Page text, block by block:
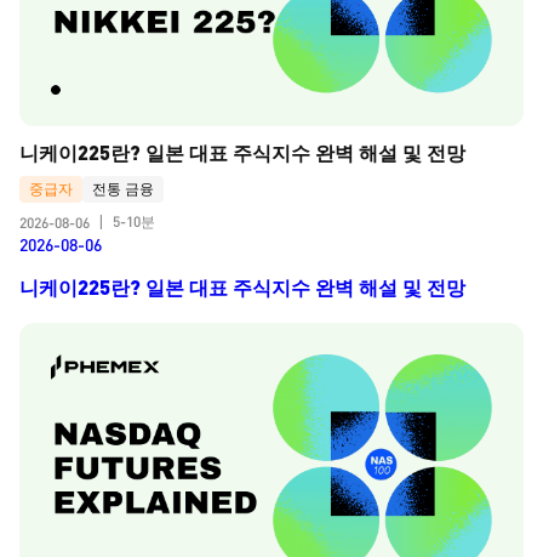
니케이225란? 일본 대표 주식지수 완벽 해설 및 전망
중급자
전통 금융
2026-08-06
5-10분
2026-08-06
니케이225란? 일본 대표 주식지수 완벽 해설 및 전망